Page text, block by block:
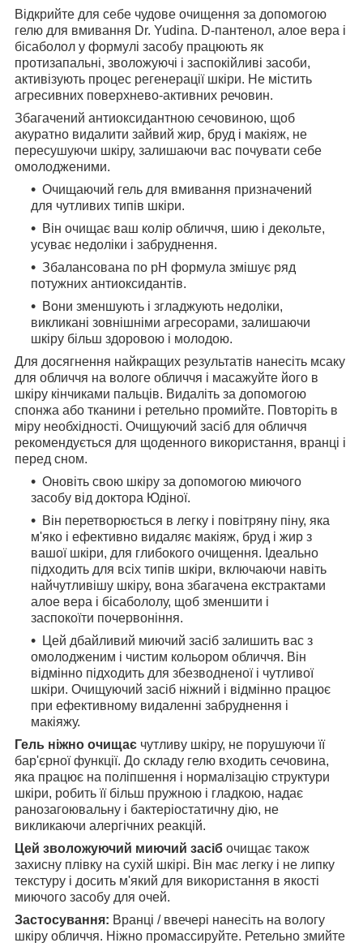
Відкрийте для себе чудове очищення за допомогою
гелю для вмивання Dr. Yudina. D-пантенол, алое вера і
бісаболол у формулі засобу працюють як
протизапальні, зволожуючі і заспокійливі засоби,
активізують процес регенерації шкіри. Не містить
агресивних поверхнево-активних речовин.
Збагачений антиоксидантною сечовиною, щоб
акуратно видалити зайвий жир, бруд і макіяж, не
пересушуючи шкіру, залишаючи вас почувати себе
омолодженими.
Очищаючий гель для вмивання призначений
для чутливих типів шкіри.
Він очищає ваш колір обличчя, шию і декольте,
усуває недоліки і забруднення.
Збалансована по рН формула змішує ряд
потужних антиоксидантів.
Вони зменшують і згладжують недоліки,
викликані зовнішніми агресорами, залишаючи
шкіру більш здоровою і молодою.
Для досягнення найкращих результатів нанесіть мсаку
для обличчя на вологе обличчя і масажуйте його в
шкіру кінчиками пальців. Видаліть за допомогою
спонжа або тканини і ретельно промийте. Повторіть в
міру необхідності. Очищуючий засіб для обличчя
рекомендується для щоденного використання, вранці і
перед сном.
Оновіть свою шкіру за допомогою миючого
засобу від доктора Юдіної.
Він перетворюється в легку і повітряну піну, яка
м'яко і ефективно видаляє макіяж, бруд і жир з
вашої шкіри, для глибокого очищення. Ідеально
підходить для всіх типів шкіри, включаючи навіть
найчутливішу шкіру, вона збагачена екстрактами
алое вера і бісабололу, щоб зменшити і
заспокоїти почервоніння.
Цей дбайливий миючий засіб залишить вас з
омолодженим і чистим кольором обличчя. Він
відмінно підходить для збезводненої і чутливої
шкіри. Очищуючий засіб ніжний і відмінно працює
при ефективному видаленні забруднення і
макіяжу.
Гель ніжно очищає чутливу шкіру, не порушуючи її
бар'єрної функції. До складу гелю входить сечовина,
яка працює на поліпшення і нормалізацію структури
шкіри, робить її більш пружною і гладкою, надає
ранозагоювальну і бактеріостатичну дію, не
викликаючи алергічних реакцій.
Цей зволожуючий миючий засіб очищає також
захисну плівку на сухій шкірі. Він має легку і не липку
текстуру і досить м'який для використання в якості
миючого засобу для очей.
Застосування: Вранці / ввечері нанесіть на вологу
шкіру обличчя. Ніжно промассируйте. Ретельно змийте